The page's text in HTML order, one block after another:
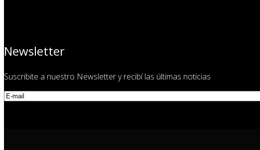
Newsletter
Suscribite a nuestro Newsletter y recibí las últimas noticias